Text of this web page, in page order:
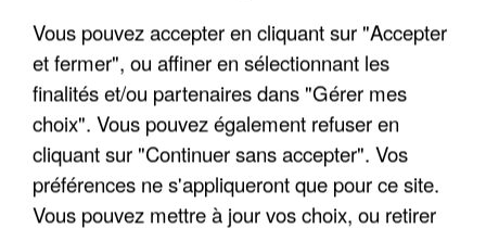
UNE TOURISTE DE L’OISE EMPORTÉE PAR UNE
COULÉE DE BOUE EN HAUTE-SAVOIE
Vous pouvez accepter en cliquant sur "Accepter
et fermer", ou affiner en sélectionnant les
finalités et/ou partenaires dans "Gérer mes
choix". Vous pouvez également refuser en
cliquant sur "Continuer sans accepter". Vos
préférences ne s'appliqueront que pour ce site.
Vous pouvez mettre à jour vos choix, ou retirer